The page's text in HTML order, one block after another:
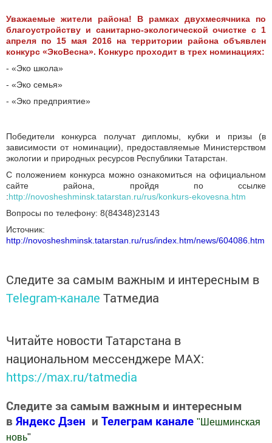
Уважаемые жители района! В рамках двухмесячника по
благоустройству и санитарно-экологической очистке с 1
апреля по 15 мая 2016 на территории района объявлен
конкурс «ЭкоВесна». Конкурс проходит в трех номинациях:
- «Эко школа»
- «Эко семья»
- «Эко предприятие»
Победители конкурса получат дипломы, кубки и призы (в
зависимости от номинации), предоставляемые Министерством
экологии и природных ресурсов Республики Татарстан.
С положением конкурса можно ознакомиться на официальном
сайте района, пройдя по ссылке
:http://novosheshminsk.tatarstan.ru/rus/konkurs-ekovesna.htm
Вопросы по телефону: 8(84348)23143
Источник:
http://novosheshminsk.tatarstan.ru/rus/index.htm/news/604086.htm
Следите за самым важным и интересным в
Telegram-канале Татмедиа
Читайте новости Татарстана в
национальном мессенджере MАХ:
https://max.ru/tatmedia
Следите за самым важным и интересным
в Яндекс Дзен и Телеграм канале " Шешминская
новь"